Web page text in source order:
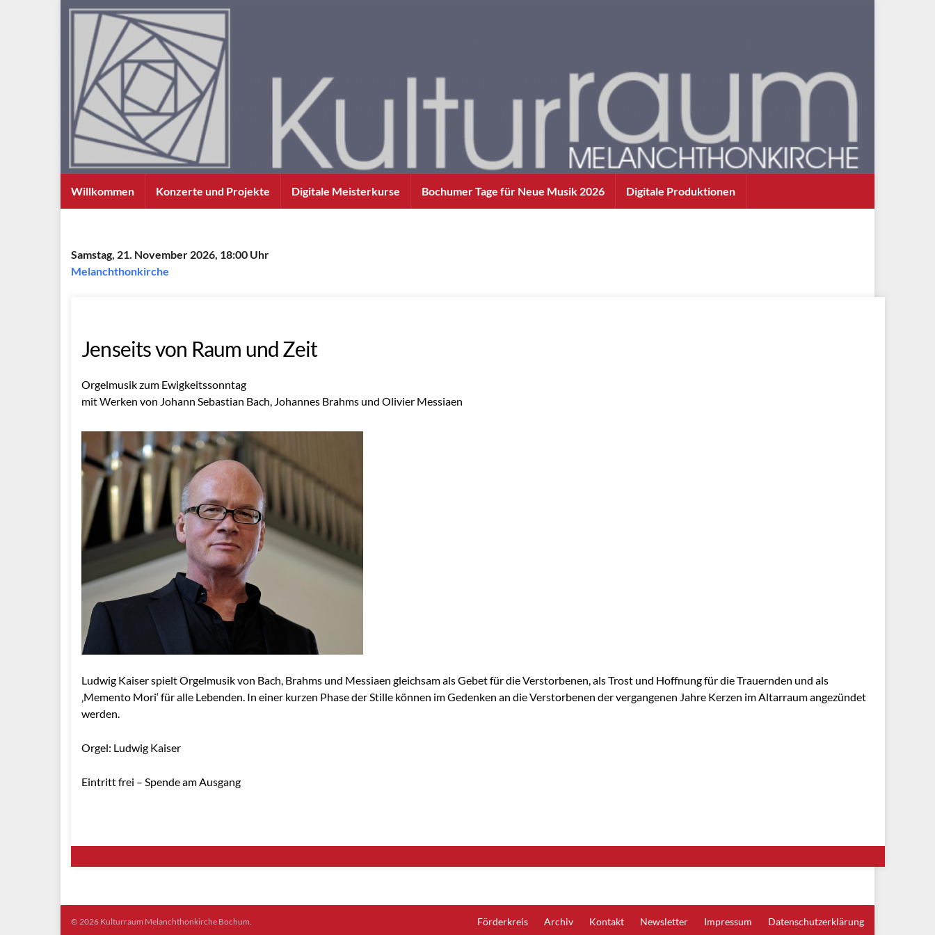
Willkommen Konzerte und Projekte Digitale Meisterkurse Bochumer Tage für Neue Musik 2026 Digitale Produktionen
Samstag, 21. November 2026, 18:00 Uhr
Melanchthonkirche
Jenseits von Raum und Zeit
Orgelmusik zum Ewigkeitssonntag
mit Werken von Johann Sebastian Bach, Johannes Brahms und Olivier Messiaen
Ludwig Kaiser spielt Orgelmusik von Bach, Brahms und Messiaen gleichsam als Gebet für die Verstorbenen, als Trost und Hoffnung für die Trauernden und als
‚Memento Mori‘ für alle Lebenden. In einer kurzen Phase der Stille können im Gedenken an die Verstorbenen der vergangenen Jahre Kerzen im Altarraum angezündet
werden.
Orgel: Ludwig Kaiser
Eintritt frei – Spende am Ausgang
Förderkreis Archiv Kontakt Newsletter Impressum Datenschutzerklärung
© 2026 Kulturraum Melanchthonkirche Bochum.